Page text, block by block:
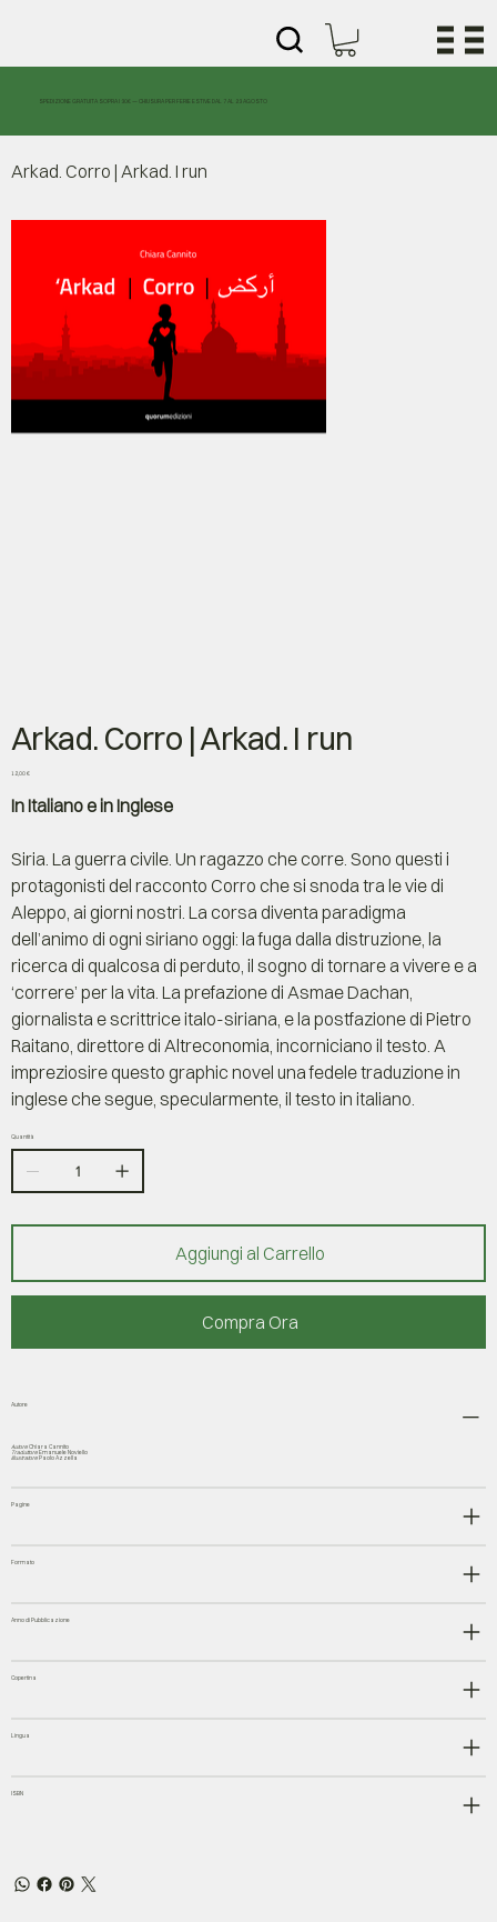
SPEDIZIONE GRATUITA SOPRA I 30€ — CHIUSURA PER FERIE ESTIVE DAL 7 AL 23 AGOSTO
Arkad. Corro | Arkad. I run
Arkad. Corro | Arkad. I run
Prezzo
12,00 €
In Italiano e in Inglese
Siria. La guerra civile. Un ragazzo che corre. Sono questi i
protagonisti del racconto Corro che si snoda tra le vie di
Aleppo, ai giorni nostri. La corsa diventa paradigma
dell’animo di ogni siriano oggi: la fuga dalla distruzione, la
ricerca di qualcosa di perduto, il sogno di tornare a vivere e a
‘correre’ per la vita. La prefazione di Asmae Dachan,
giornalista e scrittrice italo-siriana, e la postfazione di Pietro
Raitano, direttore di Altreconomia, incorniciano il testo. A
impreziosire questo graphic novel una fedele traduzione in
inglese che segue, specularmente, il testo in italiano.
Quantità
Aggiungi al Carrello
Compra Ora
Autore
AutoreChiara Cannito
TraduttoreEmanuele Noviello
IllustratorePaolo Azzella
Pagine
Formato
Anno di Pubblicazione
Copertina
Lingua
ISBN